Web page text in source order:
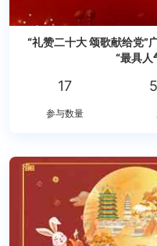
“礼赞二十大 颂歌献给党”
“最具人
17
参与数量